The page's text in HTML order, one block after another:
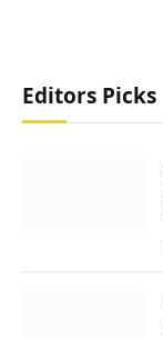
Editors Picks